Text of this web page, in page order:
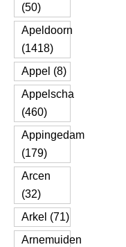
(50)
Apeldoorn
(1418)
Appel (8)
Appelscha
(460)
Appingedam
(179)
Arcen
(32)
Arkel (71)
Arnemuiden